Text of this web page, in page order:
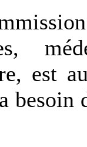
est
besoin